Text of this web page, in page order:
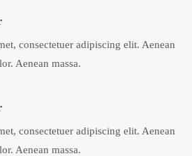
consectetuer adipiscing elit. Aenean
Aenean massa.
consectetuer adipiscing elit. Aenean
Aenean massa.